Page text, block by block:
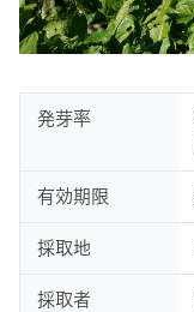
発芽率
有効期限
採取地
採取者